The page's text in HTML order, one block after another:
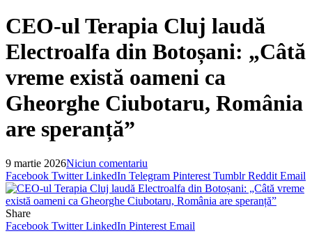
CEO-ul Terapia Cluj laudă
Electroalfa din Botoșani: „Câtă
vreme există oameni ca
Gheorghe Ciubotaru, România
are speranță”
9 martie 2026Niciun comentariu
Facebook Twitter LinkedIn Telegram Pinterest Tumblr Reddit Email
Share
Facebook Twitter LinkedIn Pinterest Email